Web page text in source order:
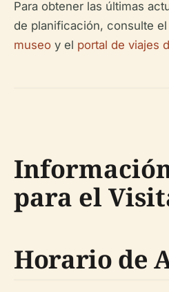
Para obtener las últimas
de planificación, consulte el
museo y el portal de viajes
para el
Horario de